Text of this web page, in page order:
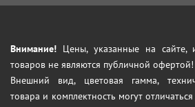
Внимание! Цены, указанные на сайте,
товаров не являются публичной офертой!
Внешний вид, цветовая гамма,
товара и комплектность могут